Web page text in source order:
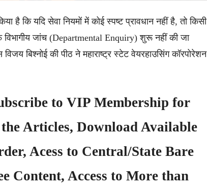
है कि यदि सेवा नियमों में कोई स्पष्ट प्रावधान नहीं है, तो किसी
विभागीय जांच (Departmental Enquiry) शुरू नहीं की जा
बिश्नोई की पीठ ने महाराष्ट्र स्टेट वेयरहाउसिंग कॉरपोरेशन
to VIP Membership for
Articles, Download Available
Acess to Central/State Bare
Content, Access to More than